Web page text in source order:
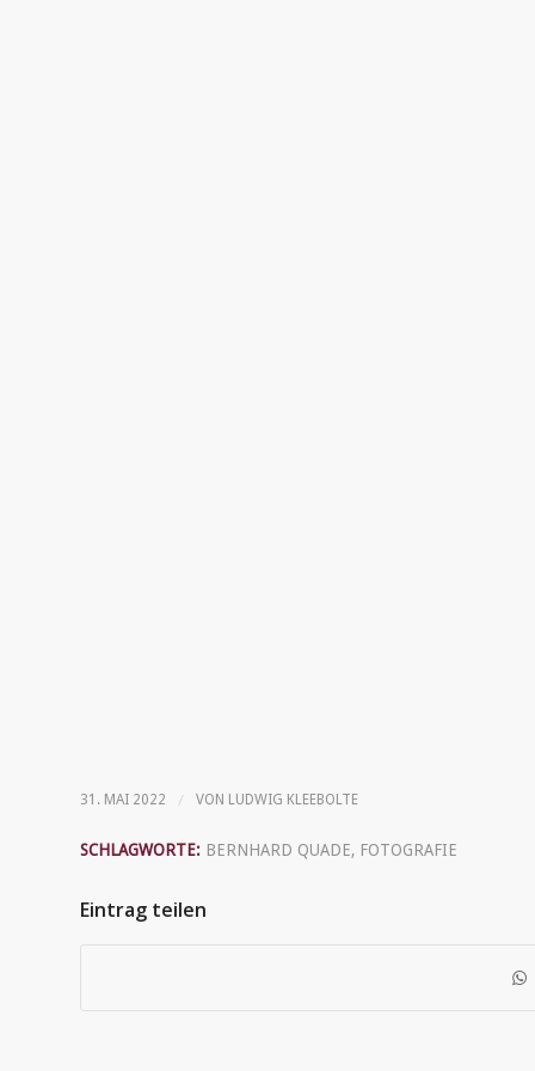
31. MAI 2022 / VON LUDWIG KLEEBOLTE
SCHLAGWORTE: BERNHARD QUADE, FOTOGRAFIE
Eintrag teilen